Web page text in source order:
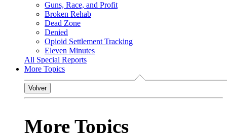
Guns, Race, and Profit
Broken Rehab
Dead Zone
Denied
Opioid Settlement Tracking
Eleven Minutes
All Special Reports
More Topics
Volver
More Topics